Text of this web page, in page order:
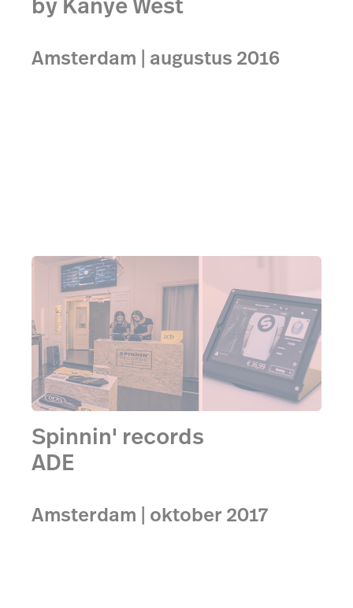
by Kanye West
Amsterdam | augustus 2016
Spinnin' records
ADE
Amsterdam | oktober 2017